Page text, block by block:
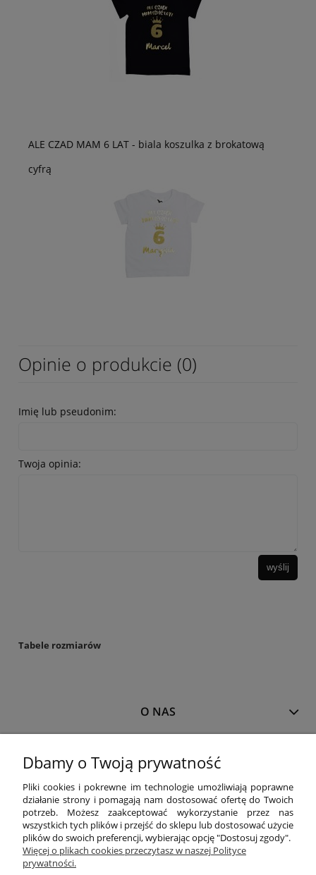
ALE CZAD MAM 6 LAT - biala koszulka z brokatową
cyfrą
Opinie o produkcie (0)
Imię lub pseudonim:
Twoja opinia:
wyślij
Tabele rozmiarów
O NAS
MOJE KONTO
PŁATNOŚCI I DOSTAWA
INFORMACJE
Dbamy o Twoją prywatność
Pliki cookies i pokrewne im technologie umożliwiają poprawne
działanie strony i pomagają nam dostosować ofertę do Twoich
potrzeb. Możesz zaakceptować wykorzystanie przez nas
wszystkich tych plików i przejść do sklepu lub dostosować użycie
plików do swoich preferencji, wybierając opcję "Dostosuj zgody".
Więcej o plikach cookies przeczytasz w naszej Polityce
prywatności.